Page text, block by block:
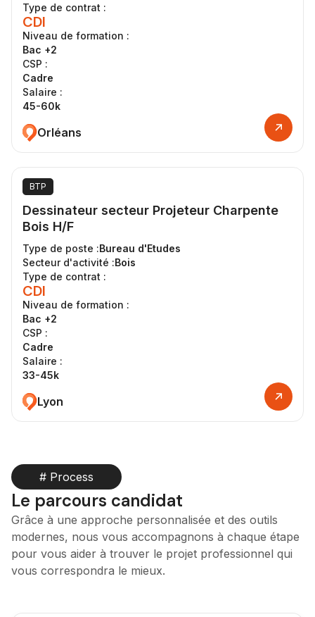
Type de contrat :
CDI
Niveau de formation :
Bac +2
CSP :
Cadre
Salaire :
45-60k
Orléans
BTP
Dessinateur secteur Projeteur Charpente
Bois H/F
Type de poste :Bureau d'Etudes
Secteur d'activité :Bois
Type de contrat :
CDI
Niveau de formation :
Bac +2
CSP :
Cadre
Salaire :
33-45k
Lyon
# Process
Le parcours candidat
Grâce à une approche personnalisée et des outils
modernes, nous vous accompagnons à chaque étape
pour vous aider à trouver le projet professionnel qui
vous correspondra le mieux.